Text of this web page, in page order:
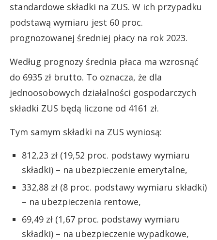
standardowe składki na ZUS. W ich przypadku
podstawą wymiaru jest 60 proc.
prognozowanej średniej płacy na rok 2023.
Według prognozy średnia płaca ma wzrosnąć
do 6935 zł brutto. To oznacza, że dla
jednoosobowych działalności gospodarczych
składki ZUS będą liczone od 4161 zł.
Tym samym składki na ZUS wyniosą:
812,23 zł (19,52 proc. podstawy wymiaru
składki) – na ubezpieczenie emerytalne,
332,88 zł (8 proc. podstawy wymiaru składki)
– na ubezpieczenia rentowe,
69,49 zł (1,67 proc. podstawy wymiaru
składki) – na ubezpieczenie wypadkowe,